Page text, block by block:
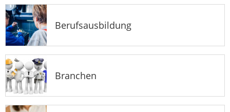
Berufsausbildung
Branchen